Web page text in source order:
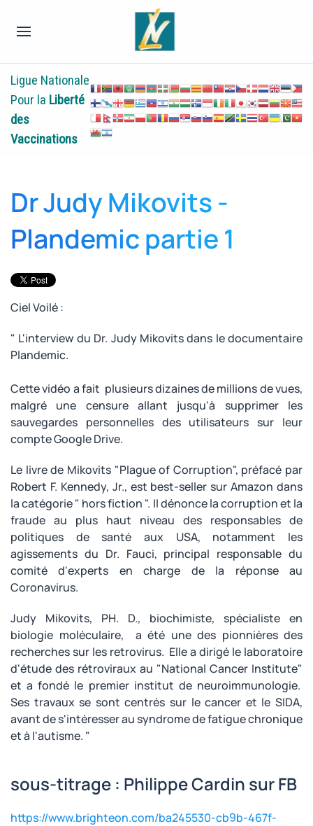
Ligue Nationale
Pour la Liberté
des
Vaccinations
Dr Judy Mikovits -
Plandemic partie 1
Ciel Voilé :
" L'interview du Dr. Judy Mikovits dans le documentaire
Plandemic.
Cette vidéo a fait plusieurs dizaines de millions de vues,
malgré une censure allant jusqu'à supprimer les
sauvegardes personnelles des utilisateurs sur leur
compte Google Drive.
Le livre de Mikovits "Plague of Corruption", préfacé par
Robert F. Kennedy, Jr., est best-seller sur Amazon dans
la catégorie " hors fiction ". Il dénonce la corruption et la
fraude au plus haut niveau des responsables de
politiques de santé aux USA, notamment les
agissements du Dr. Fauci, principal responsable du
comité d'experts en charge de la réponse au
Coronavirus.
Judy Mikovits, PH. D., biochimiste, spécialiste en
biologie moléculaire, a été une des pionnières des
recherches sur les retrovirus. Elle a dirigé le laboratoire
d'étude des rétroviraux au "National Cancer Institute"
et a fondé le premier institut de neuroimmunologie.
Ses travaux se sont centrés sur le cancer et le SIDA,
avant de s'intéresser au syndrome de fatigue chronique
et à l'autisme. "
sous-titrage : Philippe Cardin sur FB
https://www.brighteon.com/ba245530-cb9b-467f-